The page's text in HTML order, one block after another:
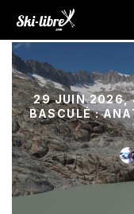
29 JUIN 2026,
BASCULÉ :